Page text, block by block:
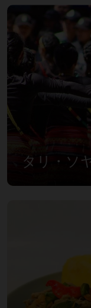
タリ・ソ